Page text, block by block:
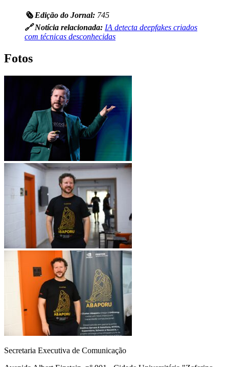
🗞️ Edição do Jornal: 745
🔗 Notícia relacionada: IA detecta deepfakes criados
com técnicas desconhecidas
Fotos
Secretaria Executiva de Comunicação